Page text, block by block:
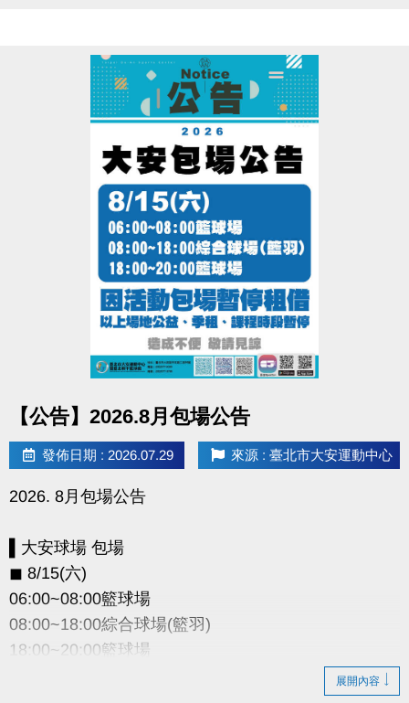
網路報名請點我(開啟新視窗)
▪︎ 大安APP 長佳Sports+ APP傳送門⬇
APPLE 傳送門點我(另開新視窗)
google play 傳送門點我(另開新視窗)
※網路報名僅開放四日內課程，且課程當天僅開放現場報名，額滿為
※報名後不得延期、換堂，如因私人因素辦理退費，需酌收20%手續
電話洽詢 (02)2396-0300 分機103、104
【公告】2026.8月包場公告
發佈日期 : 2026.07.29 來源 : 臺北市大安運動中心
2026. 8月包場公告
▌大安球場 包場
◼︎ 8/15(六)
06:00~08:00籃球場
08:00~18:00綜合球場(籃羽)
18:00~20:00籃球場
展開內容